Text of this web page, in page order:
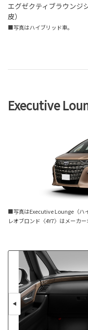
エグゼクティブラウンジ
皮）
■写真はハイブリッド車。
Executive
■写真はExecutive Lounge（ハ
レオブロンド〈4Y7〉はメーカー